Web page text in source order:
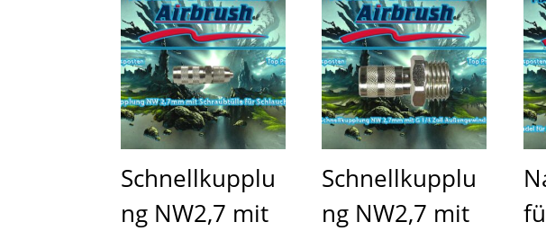
Schnellkupplu
ng NW2,7 mit
Schnellkupplu
ng NW2,7 mit